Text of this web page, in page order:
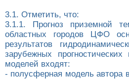
3.1. Отметить, что:
3.1.1. Прогноз приземной
областных городов ЦФО
результатов
зарубежных
моделей входят:
- полусферная модель автора